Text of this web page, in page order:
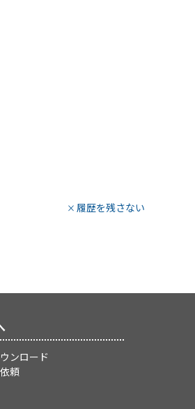
履歴を残さない
ンロード
頼